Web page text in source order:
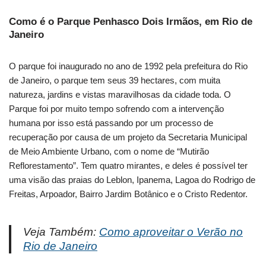
Como é o Parque Penhasco Dois Irmãos, em Rio de
Janeiro
O parque foi inaugurado no ano de 1992 pela prefeitura do Rio
de Janeiro, o parque tem seus 39 hectares, com muita
natureza, jardins e vistas maravilhosas da cidade toda. O
Parque foi por muito tempo sofrendo com a intervenção
humana por isso está passando por um processo de
recuperação por causa de um projeto da Secretaria Municipal
de Meio Ambiente Urbano, com o nome de “Mutirão
Reflorestamento”. Tem quatro mirantes, e deles é possível ter
uma visão das praias do Leblon, Ipanema, Lagoa do Rodrigo de
Freitas, Arpoador, Bairro Jardim Botânico e o Cristo Redentor.
Veja Também: Como aproveitar o Verão no
Rio de Janeiro